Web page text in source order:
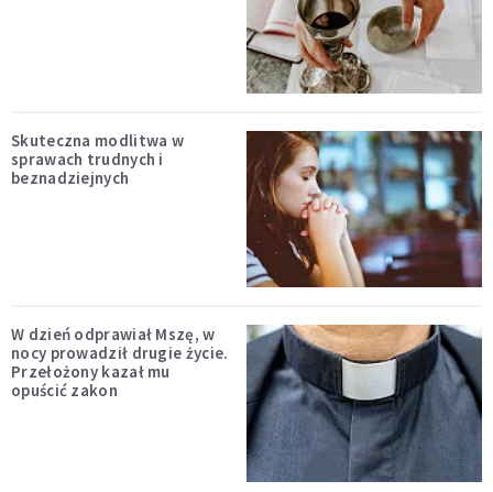
Skuteczna modlitwa w
sprawach trudnych i
beznadziejnych
W dzień odprawiał Mszę, w
nocy prowadził drugie życie.
Przełożony kazał mu
opuścić zakon